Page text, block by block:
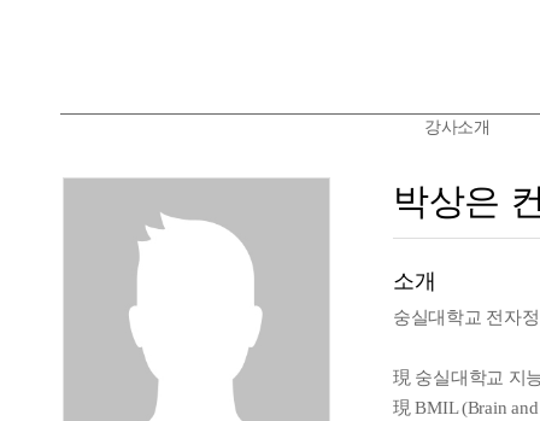
강사소개
박상은
소개
숭실대학교 전자
現 숭실대학교 지
現 BMIL (Brain